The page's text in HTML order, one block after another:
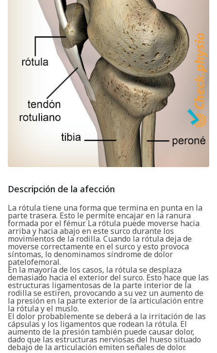
Descripción de la afección
La rótula tiene una forma que termina en punta en la
parte trasera. Esto le permite encajar en la ranura
formada por el fémur. La rótula puede moverse hacia
arriba y hacia abajo en este surco durante los
movimientos de la rodilla. Cuando la rótula deja de
moverse correctamente en el surco y esto provoca
síntomas, lo denominamos síndrome de dolor
patelofemoral.
En la mayoría de los casos, la rótula se desplaza
demasiado hacia el exterior del surco. Esto hace que las
estructuras ligamentosas de la parte interior de la
rodilla se estiren, provocando a su vez un aumento de
la presión en la parte exterior de la articulación entre
la rótula y el muslo.
El dolor probablemente se deberá a la irritación de las
cápsulas y los ligamentos que rodean la rótula. El
aumento de la presión también puede causar dolor,
dado que las estructuras nerviosas del hueso situado
debajo de la articulación emiten señales de dolor.